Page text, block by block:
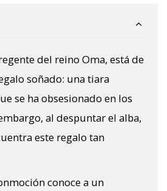
del reino Oma, está de
soñado: una tiara
se ha obsesionado en los
al despuntar el alba,
este regalo tan
conoce a un